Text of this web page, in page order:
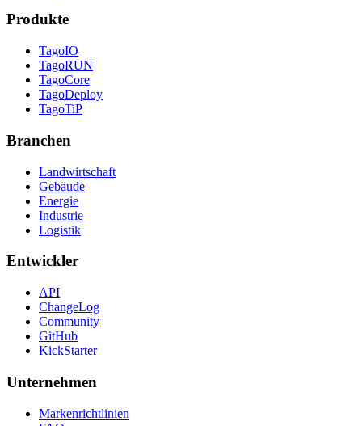
Produkte
TagoIO
TagoRUN
TagoCore
TagoDeploy
TagoTiP
Branchen
Landwirtschaft
Gebäude
Energie
Industrie
Logistik
Entwickler
API
ChangeLog
Community
GitHub
KickStarter
Unternehmen
Markenrichtlinien